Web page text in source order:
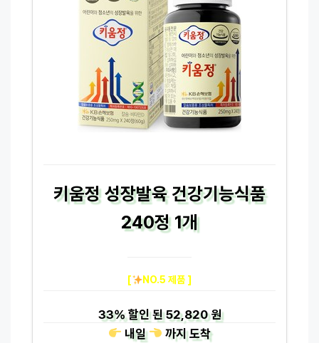
키움정 성장발육 건강기능식품
240정 1개
[ NO.5 제품 ]
33%할인 된52,820 원
내일
까지도착